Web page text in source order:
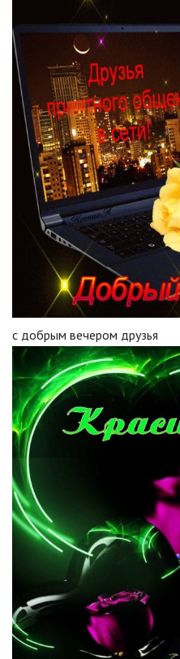
с добрым вечером друзья